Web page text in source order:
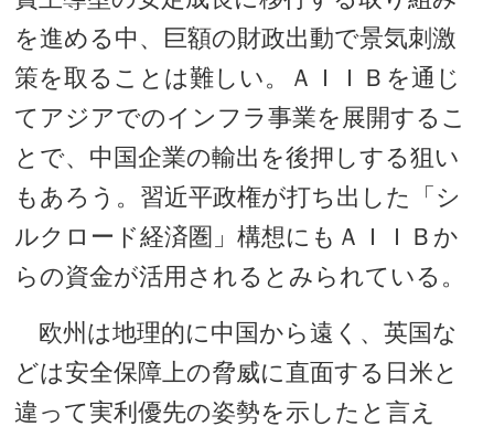
を進める中、巨額の財政出動で景気刺激
策を取ることは難しい。ＡＩＩＢを通じ
てアジアでのインフラ事業を展開するこ
とで、中国企業の輸出を後押しする狙い
もあろう。習近平政権が打ち出した「シ
ルクロード経済圏」構想にもＡＩＩＢか
らの資金が活用されるとみられている。
欧州は地理的に中国から遠く、英国な
どは安全保障上の脅威に直面する日米と
違って実利優先の姿勢を示したと言え